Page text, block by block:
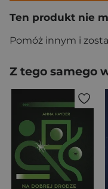
Ten produkt nie
Pomóż innym i
Z tego samego